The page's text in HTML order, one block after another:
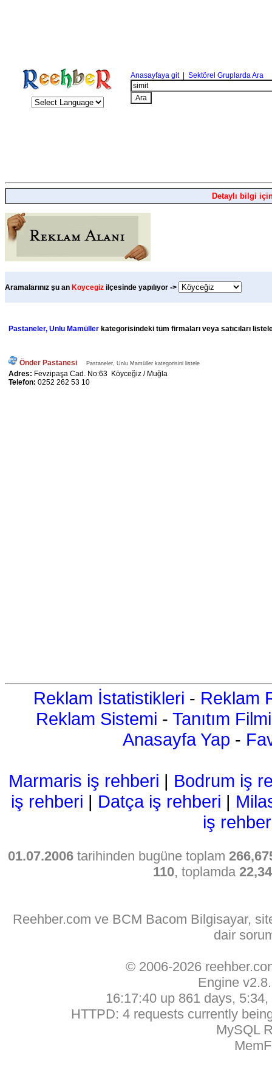
Anasayfaya git| Sektörel Gruplarda Ara
Detaylı bilgi
Aramalarınız şu an Koycegiz ilçesinde yapılıyor ->
Pastaneler, Unlu Mamüller kategorisindeki tüm firmaları veya satıcıları
Önder Pastanesi Pastaneler, Unlu Mamüller kategorisini listele
Adres: Fevzipaşa Cad. No:63 Köyceğiz / Muğla
Telefon: 0252 262 53 10
Reklam İstatistikleri - Reklam
Reklam Sistemi - Tanıtım Filmi
Anasayfa Yap -
Marmaris iş rehberi | Bodrum iş
iş rehberi | Datça iş rehberi |
iş
01.07.2006tarihinden bugüne toplam
110, toplamda
Reehber.com ve BCM Bacom Bilgisayar,
dair
© 2006-2026
Engine
16:17:40 up 861 days,
HTTPD: 4 requests currently
MySQL